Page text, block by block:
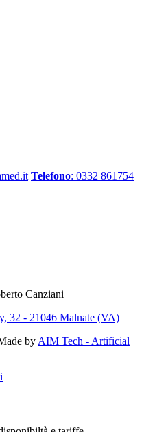
Telefono: 0332 861754
Canziani
32 - 21046 Malnate (VA)
byAIM Tech - Artificial